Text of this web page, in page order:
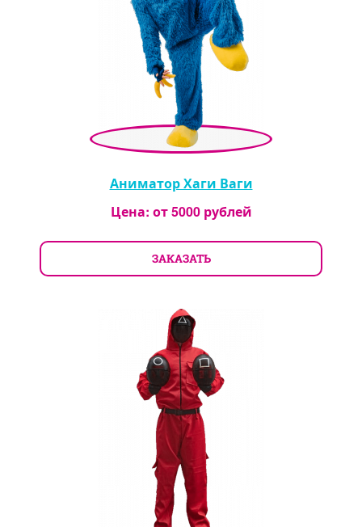
Аниматор Хаги Ваги
Цена: от5000рублей
ЗАКАЗАТЬ